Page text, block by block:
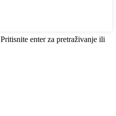
Pritisnite enter za pretraživanje ili